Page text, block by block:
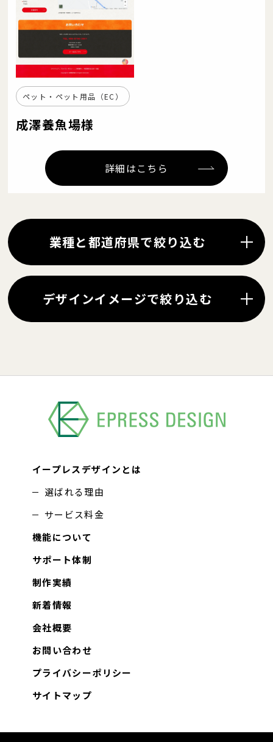
ペット・ペット用品（EC）
成澤養魚場様
詳細はこちら
業種と都道府県で絞り込む
デザインイメージで絞り込む
イープレスデザインとは
選ばれる理由
サービス料金
機能について
サポート体制
制作実績
新着情報
会社概要
お問い合わせ
プライバシーポリシー
サイトマップ